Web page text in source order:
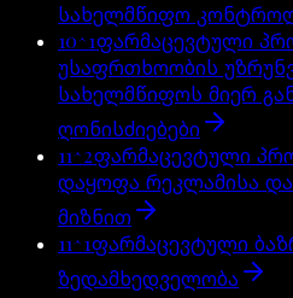
სახელმწიფო
10^1ფარმაცევტული
უსაფრთხოობის
სახელმწიფოს მიერ
ღონისძიებები
11^2ფარმაცევტული
დაყოფა რეკლამისა
მიზნით
11^1ფარმაცევტული
ზედამხედველობა